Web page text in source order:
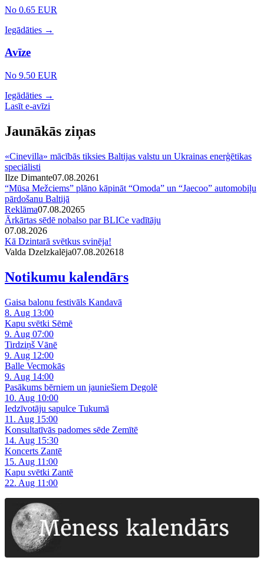
No 0.65 EUR
Iegādāties →
Avīze
No 9.50 EUR
Iegādāties →
Lasīt e-avīzi
Jaunākās ziņas
«Cinevilla» mācībās tiksies Baltijas valstu un Ukrainas enerģētikas
speciālisti
Ilze Dimante07.08.20261
“Mūsa Mežciems” plāno kāpināt “Omoda” un “Jaecoo” automobiļu
pārdošanu Baltijā
Reklāma07.08.20265
Ārkārtas sēdē nobalso par BLICe vadītāju
07.08.2026
Kā Dzintarā svētkus svinēja!
Valda Dzelzkalēja07.08.202618
Notikumu kalendārs
Gaisa balonu festivāls Kandavā
8. Aug 13:00
Kapu svētki Sēmē
9. Aug 07:00
Tirdziņš Vānē
9. Aug 12:00
Balle Vecmokās
9. Aug 14:00
Pasākums bērniem un jauniešiem Degolē
10. Aug 10:00
Iedzīvotāju sapulce Tukumā
11. Aug 15:00
Konsultatīvās padomes sēde Zemītē
14. Aug 15:30
Koncerts Zantē
15. Aug 11:00
Kapu svētki Zantē
22. Aug 11:00